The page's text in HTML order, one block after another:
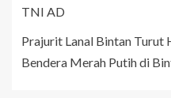
TNI AD
Prajurit Lanal Bintan Turut
Bendera Merah Putih di